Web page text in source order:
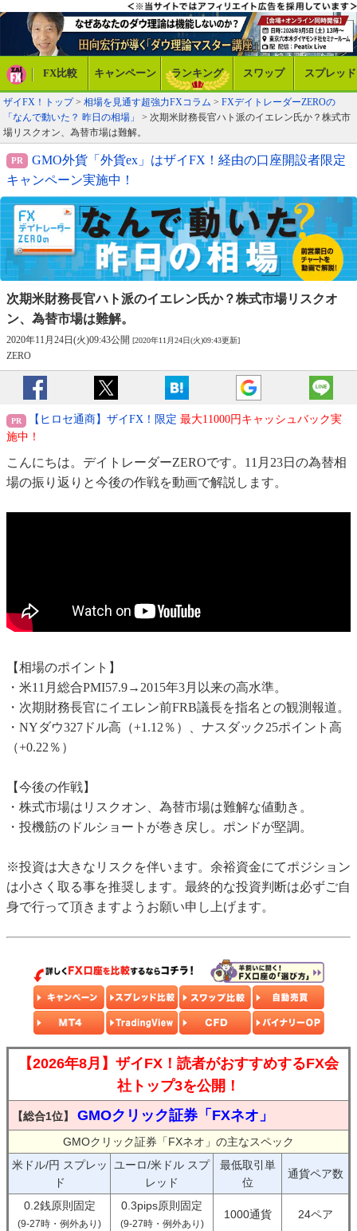
FX比較 キャンペーン ランキング スワップ スプレッド
ザイFX！トップ> 相場を見通す超強力FXコラム > FXデイトレーダーZEROの
「なんで動いた？ 昨日の相場」
> 次期米財務長官ハト派のイエレン氏か？株式市
場リスクオン、為替市場は難解。
GMO外貨「外貨ex」はザイFX！経由の口座開設者限定
キャンペーン実施中！
次期米財務長官ハト派のイエレン氏か？株式市場リスクオ
ン、為替市場は難解。
2020年11月24日(火)09:43公開 [2020年11月24日(火)09:43更新]
ZERO
【ヒロセ通商】ザイFX！限定 最大11000円キャッシュバック実
施中！
こんにちは。デイトレーダーZEROです。11月23日の為替相
場の振り返りと今後の作戦を動画で解説します。
【相場のポイント】
・米11月総合PMI57.9→2015年3月以来の高水準。
・次期財務長官にイエレン前FRB議長を指名との観測報道。
・NYダウ327ドル高（+1.12％）、ナスダック25ポイント高
（+0.22％）
【今後の作戦】
・株式市場はリスクオン、為替市場は難解な値動き。
・投機筋のドルショートが巻き戻し。ポンドが堅調。
※投資は大きなリスクを伴います。余裕資金にてポジション
は小さく取る事を推奨します。最終的な投資判断は必ずご自
身で行って頂きますようお願い申し上げます。
【2026年8月】ザイFX！読者がおすすめするFX会
社トップ3を公開！
【総合1位】 GMOクリック証券「FXネオ」
GMOクリック証券「FXネオ」の主なスペック
米ドル/円 スプレッ
ド
ユーロ/米ドル スプ
レッド
最低取引単
位
通貨ペア数
0.2銭原則固定
(9-27時・例外あり)
0.3pips原則固定
(9-27時・例外あり)
1000通貨 24ペア